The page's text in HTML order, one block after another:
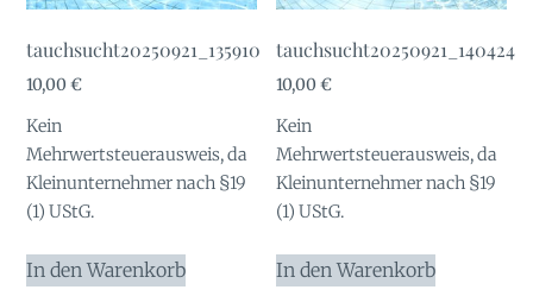
tauchsucht20250921_135910
10,00€
Kein
Mehrwertsteuerausweis, da
Kleinunternehmer nach §19
(1) UStG.
In den Warenkorb
tauchsucht20250921_140424
10,00€
Kein
Mehrwertsteuerausweis, da
Kleinunternehmer nach §19
(1) UStG.
In den Warenkorb